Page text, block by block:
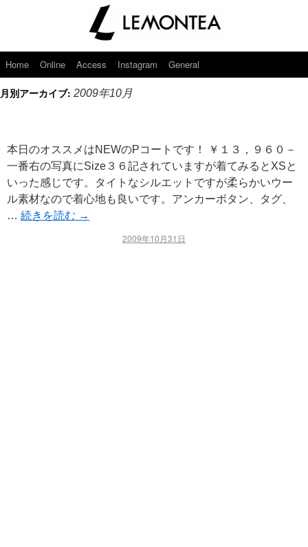
Home Online Access Instagram General
月別アーカイブ: 2009年10月
本日のオススメはNEWのPコートです！ ￥１３，９６０－
一番右の写真にSize３６記されていますが着てみるとXSと
いった感じです。タイトなシルエットですが柔らかいウー
ル素材なので着心地も良いです。アンカーボタン、タグ、
… 続きを読む →
2009年10月31日